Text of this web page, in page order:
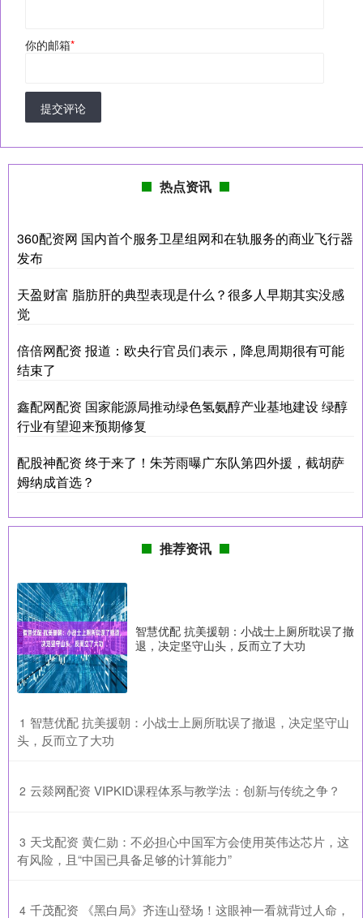
你的邮箱*
提交评论
热点资讯
360配资网 国内首个服务卫星组网和在轨服务的商业飞行器
发布
天盈财富 脂肪肝的典型表现是什么？很多人早期其实没感
觉
倍倍网配资 报道：欧央行官员们表示，降息周期很有可能
结束了
鑫配网配资 国家能源局推动绿色氢氨醇产业基地建设 绿醇
行业有望迎来预期修复
配股神配资 终于来了！朱芳雨曝广东队第四外援，截胡萨
姆纳成首选？
推荐资讯
智慧优配 抗美援朝：小战士上厕所耽误了撤
退，决定坚守山头，反而立了大功
1 ​智慧优配 抗美援朝：小战士上厕所耽误了撤退，决定坚守山
头，反而立了大功
2 ​云燚网配资 VIPKID课程体系与教学法：创新与传统之争？
3 ​天戈配资 黄仁勋：不必担心中国军方会使用英伟达芯片，这
有风险，且“中国已具备足够的计算能力”
4 ​千茂配资 《黑白局》齐连山登场！这眼神一看就背过人命，